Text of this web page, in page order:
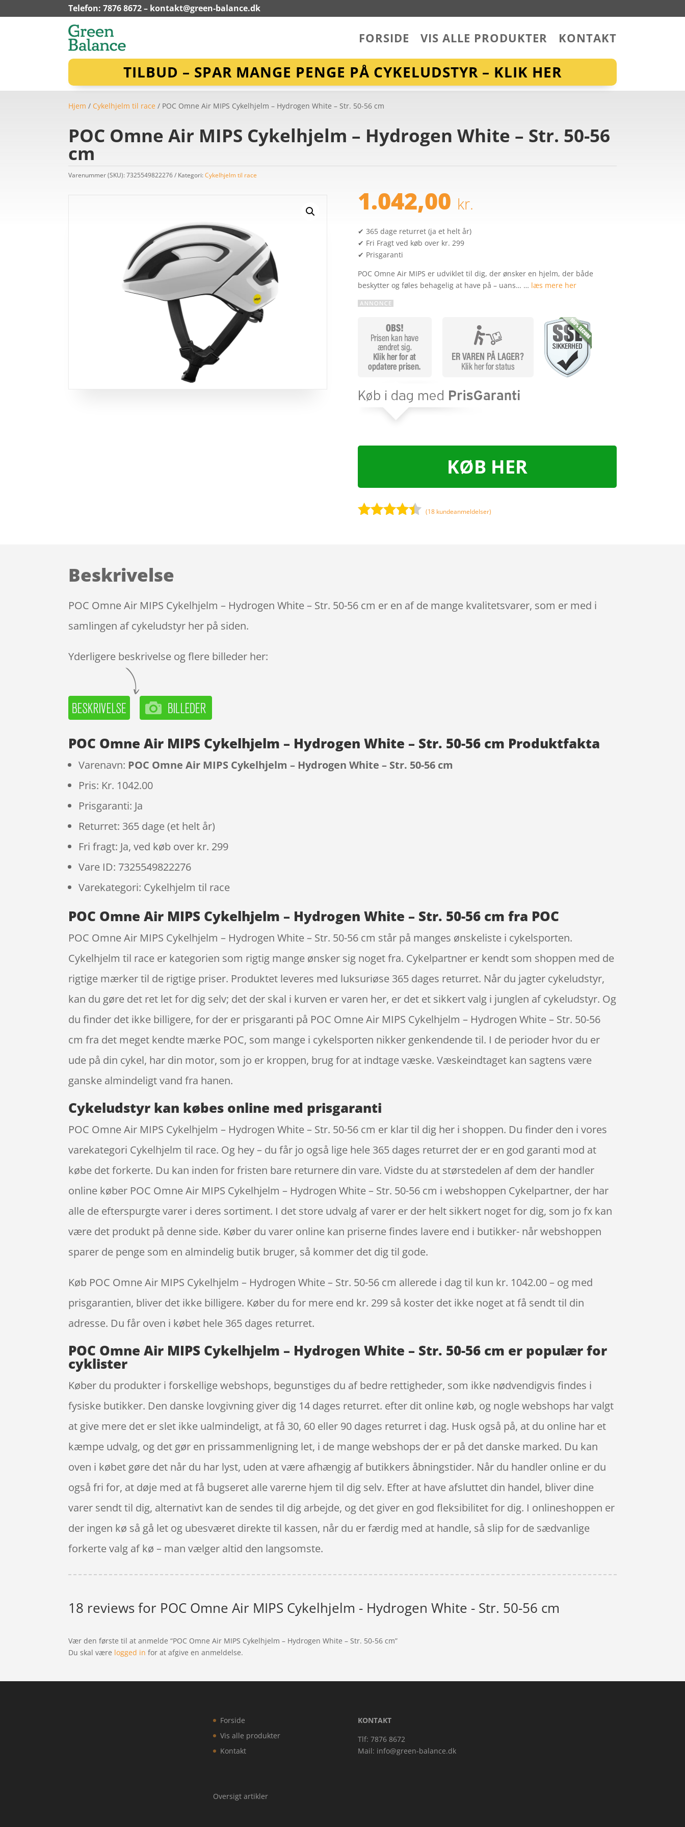
Telefon: 7876 8672 – kontakt@green-balance.dk
FORSIDE VIS ALLE PRODUKTER KONTAKT
TILBUD – SPAR MANGE PENGE PÅ CYKELUDSTYR – KLIK HER
Hjem / Cykelhjelm til race / POC Omne Air MIPS Cykelhjelm – Hydrogen White – Str. 50-56 cm
POC Omne Air MIPS Cykelhjelm – Hydrogen White – Str. 50-56
cm
Varenummer (SKU):7325549822276 Kategori:Cykelhjelm til race
1.042,00 kr.
✔ 365 dage returret (ja et helt år)
✔ Fri Fragt ved køb over kr. 299
✔ Prisgaranti
POC Omne Air MIPS er udviklet til dig, der ønsker en hjelm, der både
beskytter og føles behagelig at have på – uans… … læs mere her
KØB HER
mmelser
(18 kundeanmeldelser)
Beskrivelse
POC Omne Air MIPS Cykelhjelm – Hydrogen White – Str. 50-56 cm er en af de mange kvalitetsvarer, som er med i
samlingen af cykeludstyr her på siden.
Yderligere beskrivelse og flere billeder her:
POC Omne Air MIPS Cykelhjelm – Hydrogen White – Str. 50-56 cm Produktfakta
Varenavn: POC Omne Air MIPS Cykelhjelm – Hydrogen White – Str. 50-56 cm
Pris: Kr. 1042.00
Prisgaranti: Ja
Returret: 365 dage (et helt år)
Fri fragt: Ja, ved køb over kr. 299
Vare ID: 7325549822276
Varekategori: Cykelhjelm til race
POC Omne Air MIPS Cykelhjelm – Hydrogen White – Str. 50-56 cm fra POC
POC Omne Air MIPS Cykelhjelm – Hydrogen White – Str. 50-56 cm står på manges ønskeliste i cykelsporten.
Cykelhjelm til race er kategorien som rigtig mange ønsker sig noget fra. Cykelpartner er kendt som shoppen med de
rigtige mærker til de rigtige priser. Produktet leveres med luksuriøse 365 dages returret. Når du jagter cykeludstyr,
kan du gøre det ret let for dig selv; det der skal i kurven er varen her, er det et sikkert valg i junglen af cykeludstyr. Og
du finder det ikke billigere, for der er prisgaranti på POC Omne Air MIPS Cykelhjelm – Hydrogen White – Str. 50-56
cm fra det meget kendte mærke POC, som mange i cykelsporten nikker genkendende til. I de perioder hvor du er
ude på din cykel, har din motor, som jo er kroppen, brug for at indtage væske. Væskeindtaget kan sagtens være
ganske almindeligt vand fra hanen.
Cykeludstyr kan købes online med prisgaranti
POC Omne Air MIPS Cykelhjelm – Hydrogen White – Str. 50-56 cm er klar til dig her i shoppen. Du finder den i vores
varekategori Cykelhjelm til race. Og hey – du får jo også lige hele 365 dages returret der er en god garanti mod at
købe det forkerte. Du kan inden for fristen bare returnere din vare. Vidste du at størstedelen af dem der handler
online køber POC Omne Air MIPS Cykelhjelm – Hydrogen White – Str. 50-56 cm i webshoppen Cykelpartner, der har
alle de efterspurgte varer i deres sortiment. I det store udvalg af varer er der helt sikkert noget for dig, som jo fx kan
være det produkt på denne side. Køber du varer online kan priserne findes lavere end i butikker- når webshoppen
sparer de penge som en almindelig butik bruger, så kommer det dig til gode.
Køb POC Omne Air MIPS Cykelhjelm – Hydrogen White – Str. 50-56 cm allerede i dag til kun kr. 1042.00 – og med
prisgarantien, bliver det ikke billigere. Køber du for mere end kr. 299 så koster det ikke noget at få sendt til din
adresse. Du får oven i købet hele 365 dages returret.
POC Omne Air MIPS Cykelhjelm – Hydrogen White – Str. 50-56 cm er populær for
cyklister
Køber du produkter i forskellige webshops, begunstiges du af bedre rettigheder, som ikke nødvendigvis findes i
fysiske butikker. Den danske lovgivning giver dig 14 dages returret. efter dit online køb, og nogle webshops har valgt
at give mere det er slet ikke ualmindeligt, at få 30, 60 eller 90 dages returret i dag. Husk også på, at du online har et
kæmpe udvalg, og det gør en prissammenligning let, i de mange webshops der er på det danske marked. Du kan
oven i købet gøre det når du har lyst, uden at være afhængig af butikkers åbningstider. Når du handler online er du
også fri for, at døje med at få bugseret alle varerne hjem til dig selv. Efter at have afsluttet din handel, bliver dine
varer sendt til dig, alternativt kan de sendes til dig arbejde, og det giver en god fleksibilitet for dig. I onlineshoppen er
der ingen kø så gå let og ubesværet direkte til kassen, når du er færdig med at handle, så slip for de sædvanlige
forkerte valg af kø – man vælger altid den langsomste.
18 reviews for POC Omne Air MIPS Cykelhjelm - Hydrogen White - Str. 50-56 cm
Vær den første til at anmelde “POC Omne Air MIPS Cykelhjelm – Hydrogen White – Str. 50-56 cm”
Du skal være logged in for at afgive en anmeldelse.
Forside
Vis alle produkter
Kontakt
Oversigt artikler
KONTAKT
Tlf: 7876 8672
Mail: info@green-balance.dk